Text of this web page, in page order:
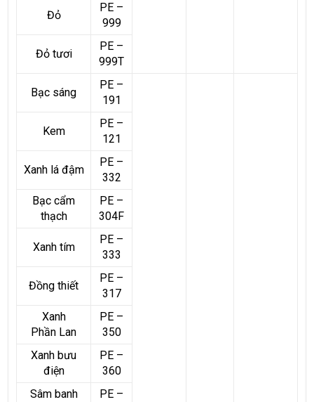
Đỏ
PE –
999
Đỏ tươi
PE –
999T
Bạc sáng
PE –
191
Kem
PE –
121
Xanh lá đậm
PE –
332
Bạc cẩm
thạch
PE –
304F
Xanh tím
PE –
333
Đồng thiết
PE –
317
Xanh
Phần Lan
PE –
350
Xanh bưu
điện
PE –
360
Sâm banh
PE –